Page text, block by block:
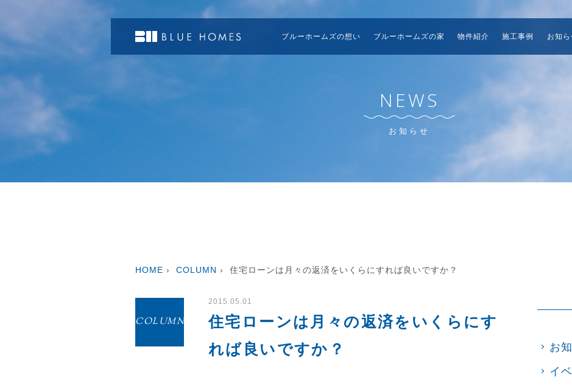
ブルーホームズの想い 施工事例
ブルーホームズの家 お知ら
物件紹介
NEWS
お知らせ
HOME › COLUMN › 住宅ローンは月々の返済をいくらにすれば良いですか？
COLUMN
2015.05.01
住宅ローンは月々の返済をいくらにす
れば良いですか？
お
イ